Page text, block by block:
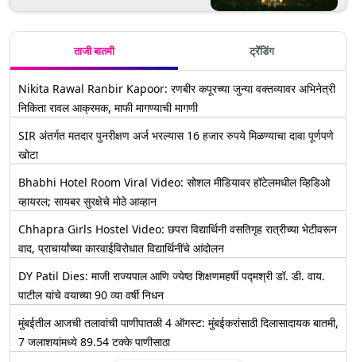
ताजी बातमी ट्रेंडिंग
Nikita Rawal Ranbir Kapoor: रणबीर कपूरच्या जुन्या वक्तव्यावर अभिनेत्री
निकिता रावल आक्रमक, माफी मागण्याची मागणी
SIR अंतर्गत मतदार पुनरीक्षण अर्ज भरल्यास 16 हजार रुपये मिळण्याचा दावा पूर्णपणे
खोटा
Bhabhi Hotel Room Viral Video: सोशल मीडियावर हॉटेलमधील व्हिडिओ
व्हायरल; सायबर सुरक्षेचे मोठे आव्हान
Chhapra Girls Hostel Video: छपरा विद्यार्थिनी वसतिगृह रात्रीच्या भेटीवरून
वाद, प्राचार्यांच्या कारवाईविरोधात विद्यार्थिनींचे आंदोलन
DY Patil Dies: माजी राज्यपाल आणि ज्येष्ठ शिक्षणमहर्षी पद्मश्री डॉ. डी. वाय.
पाटील यांचे वयाच्या 90 व्या वर्षी निधन
मुंबईतील आजची तलावांची पाणीपातळी 4 ऑगस्ट: मुंबईकरांसाठी दिलासादायक बातमी,
7 जलाशयांमध्ये 89.54 टक्के पाणीसाठा